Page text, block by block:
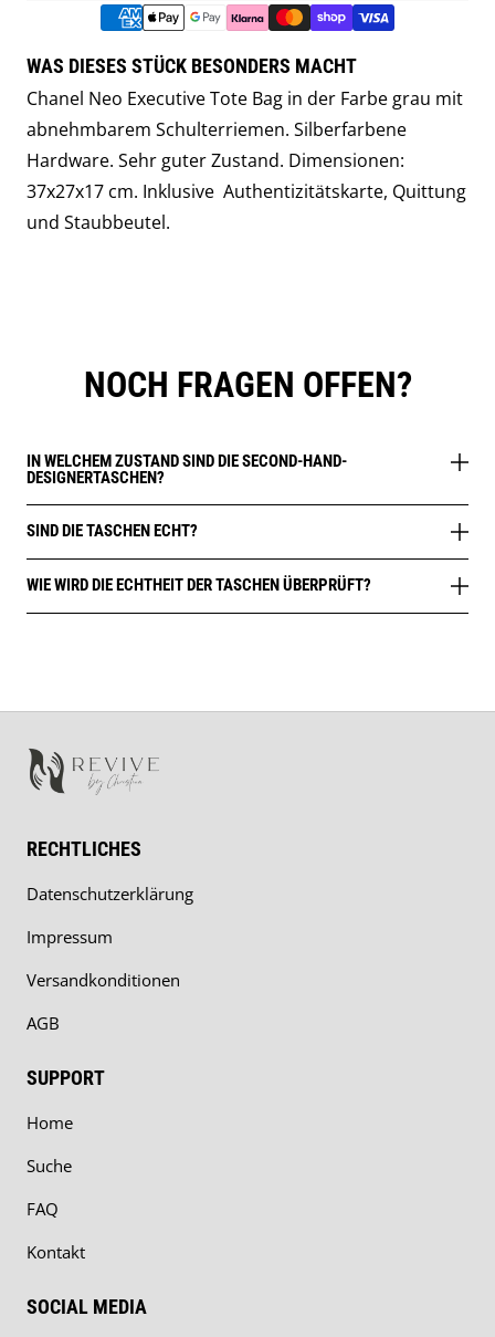
WAS DIESES STÜCK BESONDERS MACHT
Chanel Neo Executive Tote Bag in der Farbe grau mit
abnehmbarem Schulterriemen. Silberfarbene
Hardware. Sehr guter Zustand. Dimensionen:
37x27x17 cm. Inklusive Authentizitätskarte, Quittung
und Staubbeutel.
NOCH FRAGEN OFFEN?
IN WELCHEM ZUSTAND SIND DIE SECOND-HAND-
DESIGNERTASCHEN?
SIND DIE TASCHEN ECHT?
WIE WIRD DIE ECHTHEIT DER TASCHEN ÜBERPRÜFT?
RECHTLICHES
Datenschutzerklärung
Impressum
Versandkonditionen
AGB
SUPPORT
Home
Suche
FAQ
Kontakt
SOCIAL MEDIA